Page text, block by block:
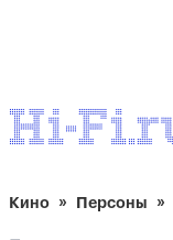
Кино Персоны